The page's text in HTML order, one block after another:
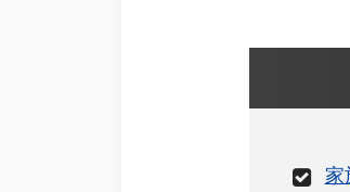
家